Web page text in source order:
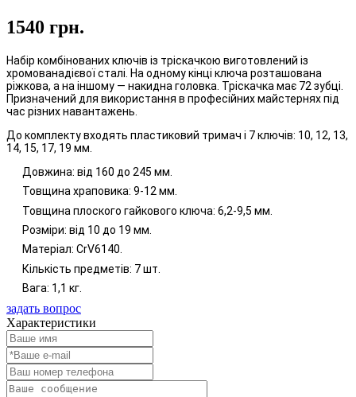
1540 грн.
Набір комбінованих ключів із тріскачкою виготовлений із
хромованадієвої сталі. На одному кінці ключа розташована
ріжкова, а на іншому — накидна головка. Тріскачка має 72 зубці.
Призначений для використання в професійних майстернях під
час різних навантажень.
До комплекту входять пластиковий тримач і 7 ключів: 10, 12, 13,
14, 15, 17, 19 мм.
Довжина: від 160 до 245 мм.
Товщина храповика: 9-12 мм.
Товщина плоского гайкового ключа: 6,2-9,5 мм.
Розміри: від 10 до 19 мм.
Матеріал: CrV6140.
Кількість предметів: 7 шт.
Вага: 1,1 кг.
задать вопрос
Характеристики